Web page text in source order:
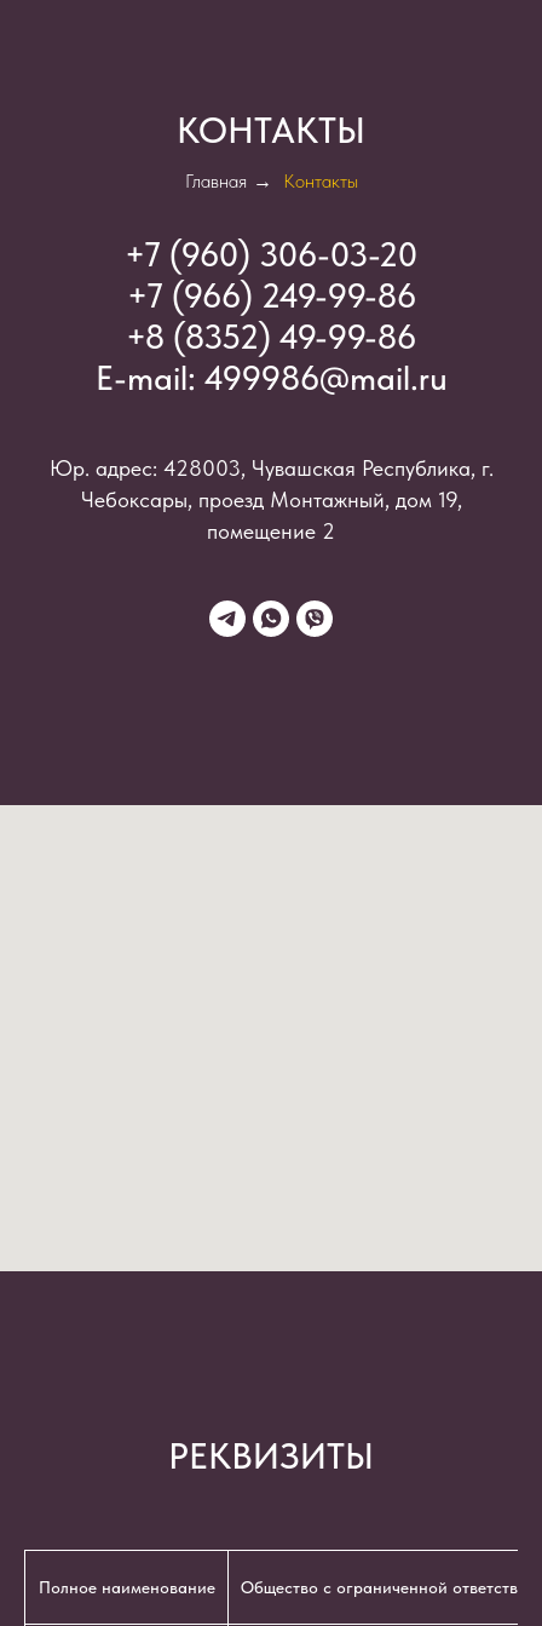
КОНТАКТЫ
Главная → Контакты
+7 (960) 306-03-20
+7 (966) 249-99-86
+8 (8352) 49-99-86
E-mail: 499986@mail.ru
Юр. адрес: 428003, Чувашская Республика, г.
Чебоксары, проезд Монтажный, дом 19,
помещение 2
РЕКВИЗИТЫ
Полное наименование Общество с ограниченной